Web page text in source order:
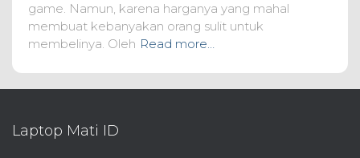
game. Namun, karena harganya yang mahal
membuat kebanyakan orang sulit untuk
membelinya. Oleh Read more…
Laptop Mati ID